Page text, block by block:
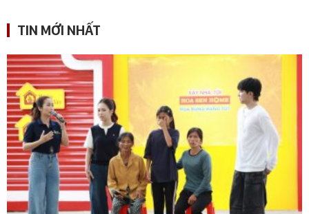
TIN MỚI NHẤT